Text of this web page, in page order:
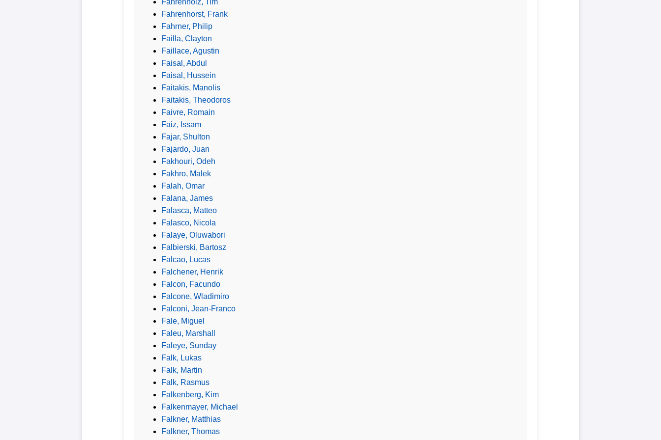
Fahrenhorst, Frank
Fahrner, Philip
Failla, Clayton
Faillace, Agustin
Faisal, Abdul
Faisal, Hussein
Faitakis, Manolis
Faitakis, Theodoros
Faivre, Romain
Faiz, Issam
Fajar, Shulton
Fajardo, Juan
Fakhouri, Odeh
Fakhro, Malek
Falah, Omar
Falana, James
Falasca, Matteo
Falasco, Nicola
Falaye, Oluwabori
Falbierski, Bartosz
Falcao, Lucas
Falchener, Henrik
Falcon, Facundo
Falcone, Wladimiro
Falconi, Jean-Franco
Fale, Miguel
Faleu, Marshall
Faleye, Sunday
Falk, Lukas
Falk, Martin
Falk, Rasmus
Falkenberg, Kim
Falkenmayer, Michael
Falkner, Matthias
Falkner, Thomas